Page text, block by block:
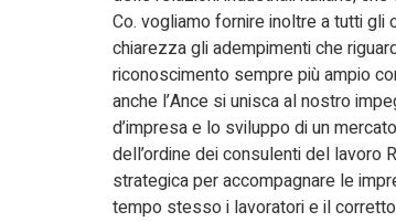
Co. vogliamo fornire inoltre a tutti
chiarezza gli adempimenti che
riconoscimento sempre più ampio
anche l’Ance si unisca al nostro
d’impresa e lo sviluppo di un
dell’ordine dei consulenti del lavoro
strategica per accompagnare le
tempo stesso i lavoratori e il